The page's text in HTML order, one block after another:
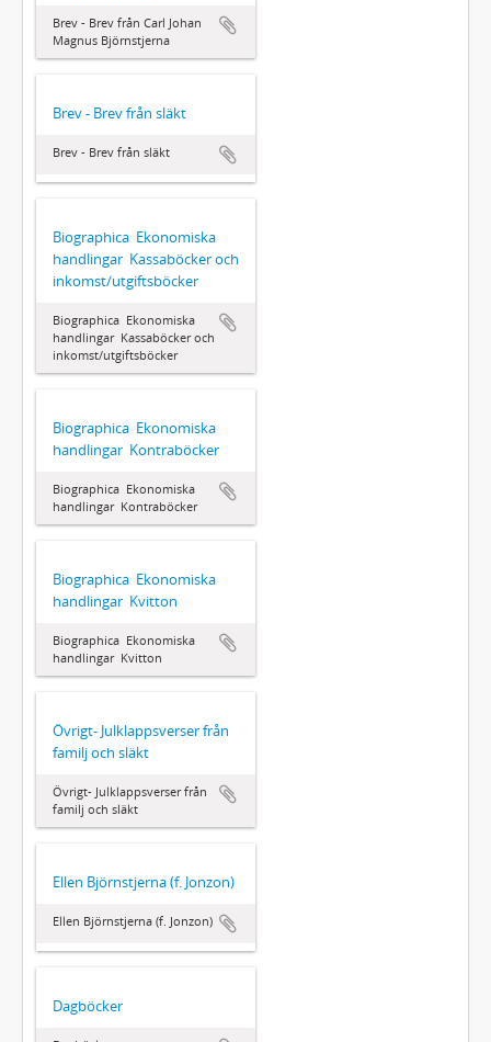
Brev - Brev från Carl Johan
Magnus Björnstjerna
Brev - Brev från släkt
Brev - Brev från släkt
Biographica  Ekonomiska
handlingar  Kassaböcker och
inkomst/utgiftsböcker
Biographica  Ekonomiska
handlingar  Kassaböcker och
inkomst/utgiftsböcker
Biographica  Ekonomiska
handlingar  Kontraböcker
Biographica  Ekonomiska
handlingar  Kontraböcker
Biographica  Ekonomiska
handlingar  Kvitton
Biographica  Ekonomiska
handlingar  Kvitton
Övrigt- Julklappsverser från
familj och släkt
Övrigt- Julklappsverser från
familj och släkt
Ellen Björnstjerna (f. Jonzon)
Ellen Björnstjerna (f. Jonzon)
Dagböcker